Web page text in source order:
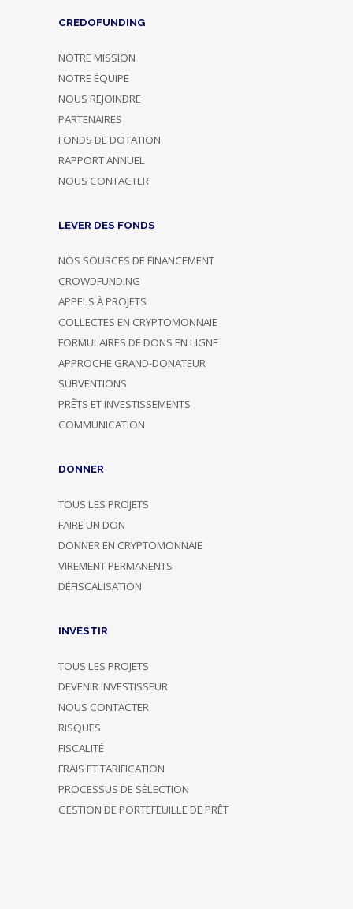
CREDOFUNDING
NOTRE MISSION
NOTRE ÉQUIPE
NOUS REJOINDRE
PARTENAIRES
FONDS DE DOTATION
RAPPORT ANNUEL
NOUS CONTACTER
LEVER DES FONDS
NOS SOURCES DE FINANCEMENT
CROWDFUNDING
APPELS À PROJETS
COLLECTES EN CRYPTOMONNAIE
FORMULAIRES DE DONS EN LIGNE
APPROCHE GRAND-DONATEUR
SUBVENTIONS
PRÊTS ET INVESTISSEMENTS
COMMUNICATION
DONNER
TOUS LES PROJETS
FAIRE UN DON
DONNER EN CRYPTOMONNAIE
VIREMENT PERMANENTS
DÉFISCALISATION
INVESTIR
TOUS LES PROJETS
DEVENIR INVESTISSEUR
NOUS CONTACTER
RISQUES
FISCALITÉ
FRAIS ET TARIFICATION
PROCESSUS DE SÉLECTION
GESTION DE PORTEFEUILLE DE PRÊT